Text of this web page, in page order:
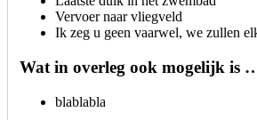
Vervoer naar vliegveld
Ik zeg u geen vaarwel, we zullen
Wat in overleg ook mogelijk is
blablabla